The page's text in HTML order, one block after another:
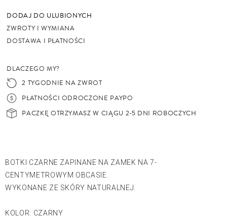
DODAJ DO ULUBIONYCH
ZWROTY I WYMIANA
DOSTAWA I PŁATNOŚCI
DLACZEGO MY?
2 TYGODNIE NA ZWROT
PŁATNOŚCI ODROCZONE PAYPO
PACZKĘ OTRZYMASZ W CIĄGU 2-5 DNI ROBOCZYCH
BOTKI CZARNE ZAPINANE NA ZAMEK NA 7-
CENTYMETROWYM OBCASIE.
WYKONANE ZE SKÓRY NATURALNEJ.
KOLOR: CZARNY